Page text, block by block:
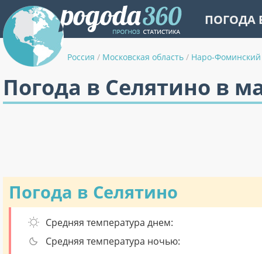
ПОГОДА
Россия / Московская область / Наро-
Погода в Селятино в
Погода в Селятино
Средняя температура днем:
Средняя температура ночью: